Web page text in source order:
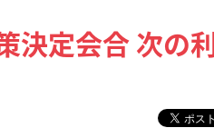
決定会合 次の